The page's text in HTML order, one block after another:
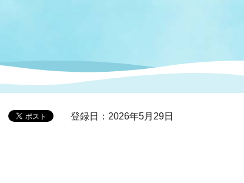
医療センター
登録日：2026年5月29日